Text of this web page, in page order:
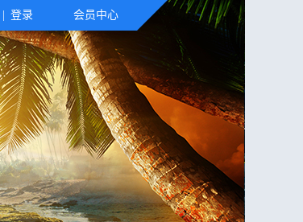
登录 会员中心